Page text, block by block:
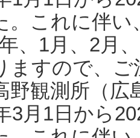
。これに伴い
、1月、2月
ますので、
野観測所（
3月1日から